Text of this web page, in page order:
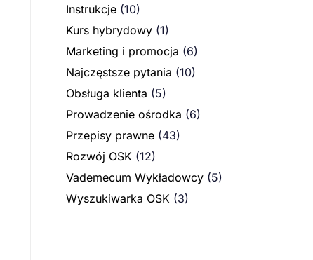
Instrukcje(10)
Kurs hybrydowy(1)
Marketing i promocja (6)
Najczęstsze pytania (10)
Obsługa klienta (5)
Prowadzenie ośrodka (6)
Przepisy prawne(43)
Rozwój OSK (12)
Vademecum Wykładowcy(5)
Wyszukiwarka OSK (3)